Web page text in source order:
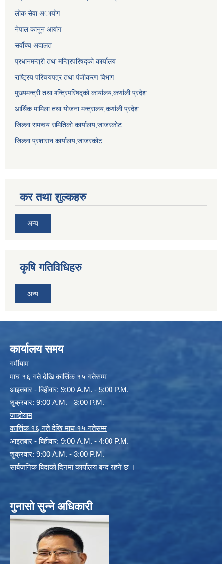
लाेक सेवा अायाेग
नेपाल कानून आयोग
सर्वाेच्च अदालत
प्रधानमन्त्री तथा मन्त्रिपरिषद्को कार्यालय
राष्ट्रिय परिचयपत्र तथा पंजीकरण विभाग
मुख्यमन्त्री तथा मन्त्रिपरिषद्को कार्यालय,कर्णाली प्रदेश
आर्थिक मामिला तथा योजना मन्त्रालय,कर्णाली प्रदेश
जिल्ला समन्वय समितिको कार्यालय,जाजरकाेट
जिल्ला प्रशासन कार्यालय,जाजरकोट
कर तथा शुल्कहरु
अन्य
कृषि गतिविधिहरु
अन्य
कार्यालय समय
गर्मीयाम
माघ १६ गते देखि कार्त्तिक १५ गतेसम्म
आइतबार - बिहीवार: 9:00 A.M. - 5:00 P.M.
शुक्रवार: 9:00 A.M. - 3:00 P.M.
जाडोयाम
कार्त्तिक १६ गते देखि माघ १५ गतेसम्म
आइतबार - बिहीवार: 9:00 A.M. - 4:00 P.M.
शुक्रवार: 9:00 A.M. - 3:00 P.M.
सार्बजनिक बिदाको दिनमा कार्यालय बन्द रहने छ ।
गुनासो सुन्ने अधिकारी